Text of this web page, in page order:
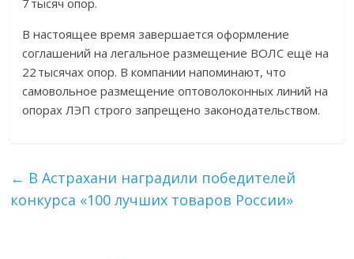
7 тысяч опор.
В настоящее время завершается оформление
соглашений на легальное размещение ВОЛС ещё на
22 тысячах опор. В компании напоминают, что
самовольное размещение оптоволоконных линий на
опорах ЛЭП строго запрещено законодательством.
← В Астрахани наградили победителей
конкурса «100 лучших товаров России»